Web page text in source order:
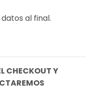
al final.
CHECKOUT Y